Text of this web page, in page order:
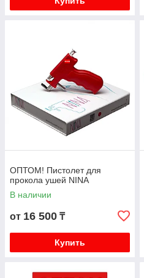
ОПТОМ! Пистолет для
прокола ушей NINA
В наличии
от 16 500 ₸
Купить